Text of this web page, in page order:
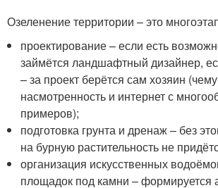
Озеленение территории – это
проектирование – если есть
займётся ландшафтный дизайнер,
– за проект берётся сам хозяин
насмотренность и интернет с
примеров);
подготовка грунта и дренаж – без
на бурную растительность не
организация искусственных
площадок под камни – формируется